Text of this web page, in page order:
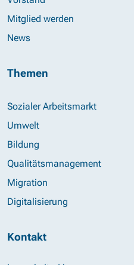
Mitglied werden
News
Themen
Sozialer Arbeitsmarkt
Umwelt
Bildung
Qualitätsmanagement
Migration
Digitalisierung
Kontakt